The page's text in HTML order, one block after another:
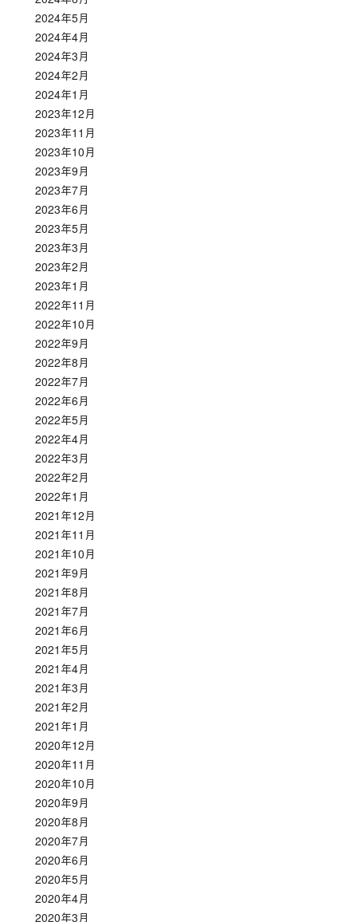
2024年5月
2024年4月
2024年3月
2024年2月
2024年1月
2023年12月
2023年11月
2023年10月
2023年9月
2023年7月
2023年6月
2023年5月
2023年3月
2023年2月
2023年1月
2022年11月
2022年10月
2022年9月
2022年8月
2022年7月
2022年6月
2022年5月
2022年4月
2022年3月
2022年2月
2022年1月
2021年12月
2021年11月
2021年10月
2021年9月
2021年8月
2021年7月
2021年6月
2021年5月
2021年4月
2021年3月
2021年2月
2021年1月
2020年12月
2020年11月
2020年10月
2020年9月
2020年8月
2020年7月
2020年6月
2020年5月
2020年4月
2020年3月